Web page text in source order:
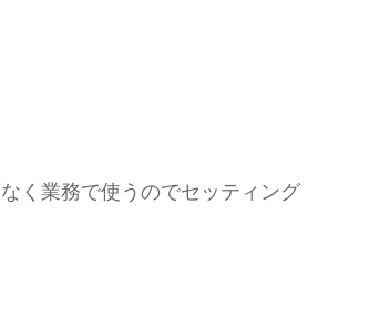
く業務で使うのでセッティング